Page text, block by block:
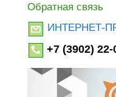
Обратная связь
ИНТЕРНЕТ-
+7 (3902) 22-